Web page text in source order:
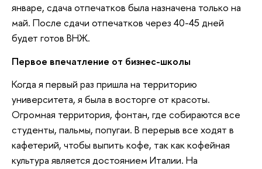
январе, сдача отпечатков была назначена только на
май. После сдачи отпечатков через 40-45 дней
будет готов ВНЖ.
Первое впечатление от бизнес-школы
Когда я первый раз пришла на территорию
университета, я была в восторге от красоты.
Огромная территория, фонтан, где собираются все
студенты, пальмы, попугаи. В перерыв все ходят в
кафетерий, чтобы выпить кофе, так как кофейная
культура является достоянием Италии. На